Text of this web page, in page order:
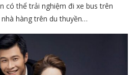
có thể trải nghiệm đi xe bus trên
hàng trên du thuyền…